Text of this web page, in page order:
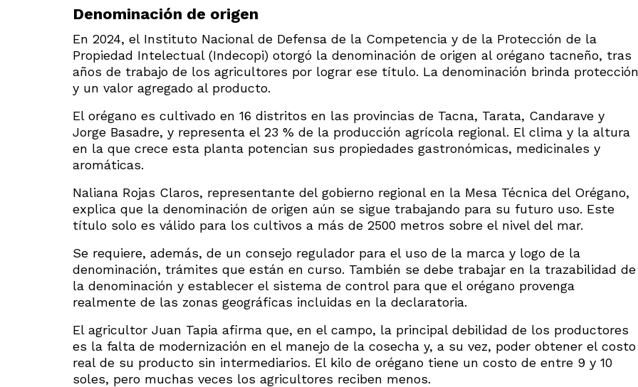
Denominación de origen
En 2024, el Instituto Nacional de Defensa de la Competencia y de la Protección de la
Propiedad Intelectual (Indecopi) otorgó la denominación de origen al orégano tacneño, tras
años de trabajo de los agricultores por lograr ese título. La denominación brinda protección
y un valor agregado al producto.
El orégano es cultivado en 16 distritos en las provincias de Tacna, Tarata, Candarave y
Jorge Basadre, y representa el 23 % de la producción agrícola regional. El clima y la altura
en la que crece esta planta potencian sus propiedades gastronómicas, medicinales y
aromáticas.
Naliana Rojas Claros, representante del gobierno regional en la Mesa Técnica del Orégano,
explica que la denominación de origen aún se sigue trabajando para su futuro uso. Este
título solo es válido para los cultivos a más de 2500 metros sobre el nivel del mar.
Se requiere, además, de un consejo regulador para el uso de la marca y logo de la
denominación, trámites que están en curso. También se debe trabajar en la trazabilidad de
la denominación y establecer el sistema de control para que el orégano provenga
realmente de las zonas geográficas incluidas en la declaratoria.
El agricultor Juan Tapia afirma que, en el campo, la principal debilidad de los productores
es la falta de modernización en el manejo de la cosecha y, a su vez, poder obtener el costo
real de su producto sin intermediarios. El kilo de orégano tiene un costo de entre 9 y 10
soles, pero muchas veces los agricultores reciben menos.